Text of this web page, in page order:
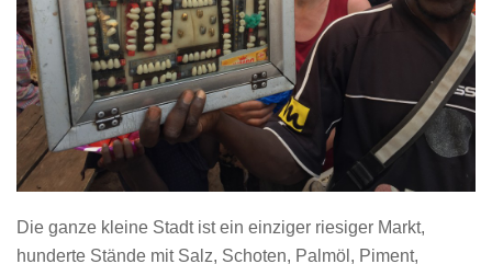
Die ganze kleine Stadt ist ein einziger riesiger Markt,
hunderte Stände mit Salz, Schoten, Palmöl, Piment,